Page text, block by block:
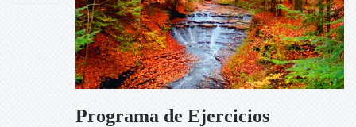
Programa de Ejercicios